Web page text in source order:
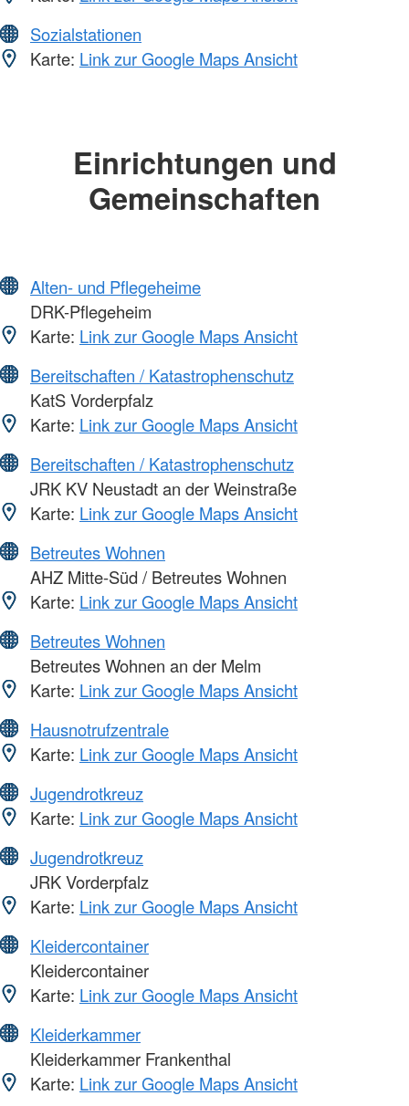
Sozialstationen
Karte: Link zur Google Maps Ansicht
Einrichtungen und
Gemeinschaften
Alten- und Pflegeheime
DRK-Pflegeheim
Karte: Link zur Google Maps Ansicht
Bereitschaften / Katastrophenschutz
KatS Vorderpfalz
Karte: Link zur Google Maps Ansicht
Bereitschaften / Katastrophenschutz
JRK KV Neustadt an der Weinstraße
Karte: Link zur Google Maps Ansicht
Betreutes Wohnen
AHZ Mitte-Süd / Betreutes Wohnen
Karte: Link zur Google Maps Ansicht
Betreutes Wohnen
Betreutes Wohnen an der Melm
Karte: Link zur Google Maps Ansicht
Hausnotrufzentrale
Karte: Link zur Google Maps Ansicht
Jugendrotkreuz
Karte: Link zur Google Maps Ansicht
Jugendrotkreuz
JRK Vorderpfalz
Karte: Link zur Google Maps Ansicht
Kleidercontainer
Kleidercontainer
Karte: Link zur Google Maps Ansicht
Kleiderkammer
Kleiderkammer Frankenthal
Karte: Link zur Google Maps Ansicht